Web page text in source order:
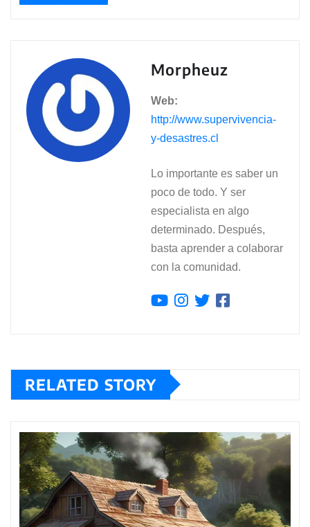
Morpheuz
Web:
http://www.supervivencia-
y-desastres.cl
Lo importante es saber un
poco de todo. Y ser
especialista en algo
determinado. Después,
basta aprender a colaborar
con la comunidad.
RELATED STORY